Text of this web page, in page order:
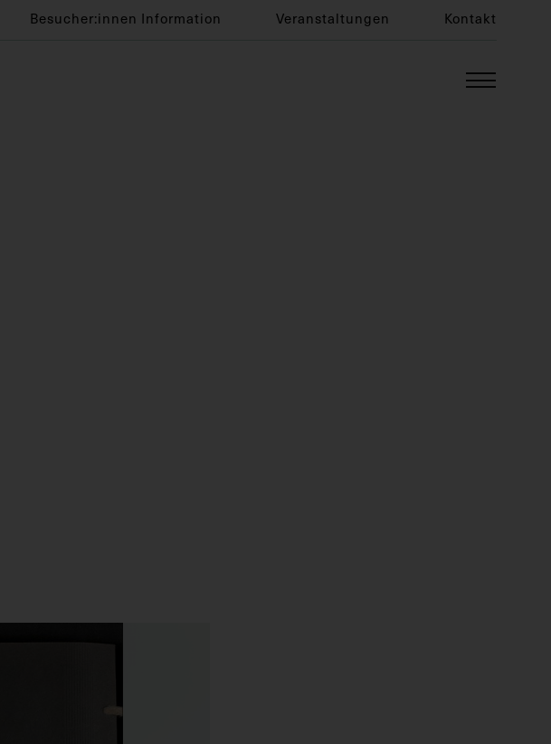
Besucher:innen Information Veranstaltungen Kontakt